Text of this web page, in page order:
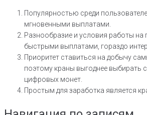
Популярностью среди
мгновенными выплатами.
Разнообразие и условия работы на
быстрыми выплатами, гораздо
Приоритет ставиться на добычу
поэтому краны выгоднее выбирать
цифровых монет.
Простым для заработка является